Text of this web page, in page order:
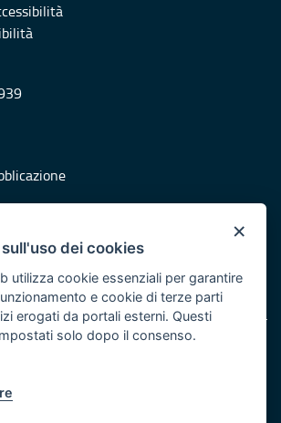
Civile Puglia
con risorse del POR Puglia 2014/2020 -
×
dei cookies
utilizza cookie essenziali per garantire
e cookie di terze parti
erogati da portali esterni. Questi
solo dopo il consenso.